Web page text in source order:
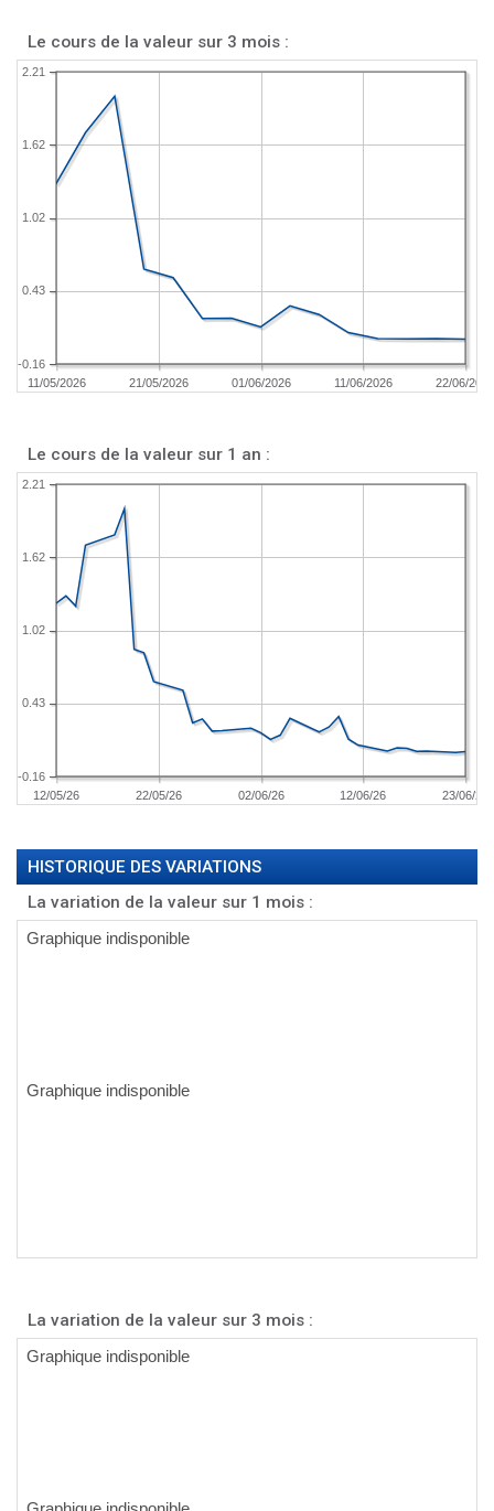
Le cours de la valeur sur 3 mois :
11/05/2026 21/05/2026 01/06/2026 11/06/2026 22/06/2026
-0.16
0.43
1.02
1.62
2.21
Le cours de la valeur sur 1 an :
12/05/26 22/05/26 02/06/26 12/06/26 23/06/26
-0.16
0.43
1.02
1.62
2.21
HISTORIQUE DES VARIATIONS
La variation de la valeur sur 1 mois :
La variation de la valeur sur 3 mois :